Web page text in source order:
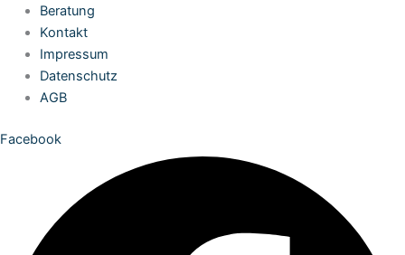
Zum
Inhalt
springen
Beratung
Kontakt
Impressum
Datenschutz
AGB
Facebook